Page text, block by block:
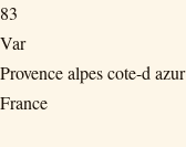
83
Var
Provence alpes cote-d azur
France